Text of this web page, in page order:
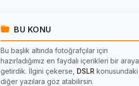
BU KONU
Bu başlık altında fotoğrafçılar için
hazırladığımız en faydalı içerikleri bir araya
getirdik. İlgini çekerse, DSLR konusundaki
diğer yazılara göz atabilirsin.